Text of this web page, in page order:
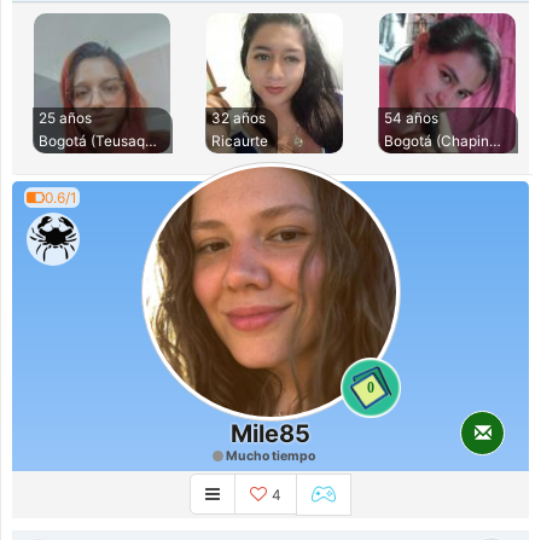
25 años
Bogotá (Teusaquill
32 años
Ricaurte
54 años
Bogotá (Chapinero)
0.6/1
0
Mile85
Mucho tiempo
4